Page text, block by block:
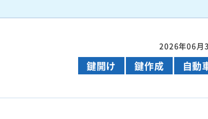
2026年06月
鍵開け 鍵作成 自動